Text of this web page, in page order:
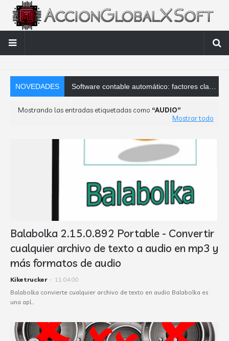
NOVEDADES Software contable automático: factores clave que debes analizar
Mostrando las entradas etiquetadas como
AUDIO
Mostrar todo
Balabolka 2.15.0.892 Portable - Convertir
cualquier archivo de texto a audio en mp3 y
más formatos de audio
Kiketrucker - 11:04:00
Balabolka convierte cualquier archivo de texto en audio Balabolka es
una apl…